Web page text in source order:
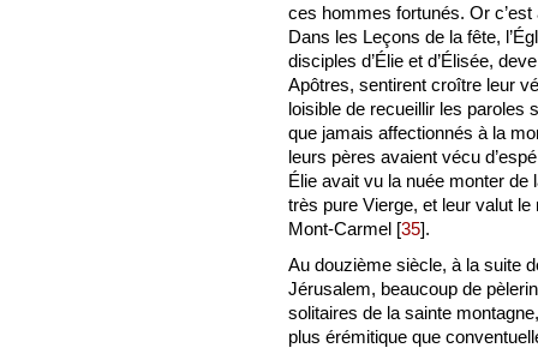
ces hommes fortunés. Or c’est
Dans les Leçons de la fête,
disciples d’Élie et d’Élisée,
Apôtres, sentirent croître leur
loisible de recueillir les paroles
que jamais affectionnés à la
leurs pères avaient vécu
Élie avait vu la nuée monter de
très pure Vierge, et leur valut
Mont-Carmel [35].
Au douzième siècle, à la suite
Jérusalem, beaucoup de
solitaires de la sainte
plus érémitique que